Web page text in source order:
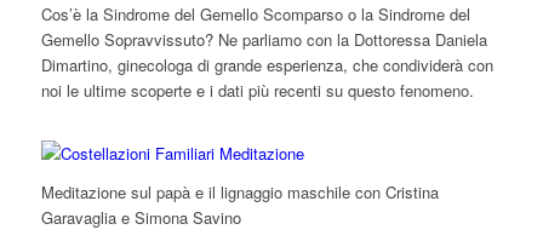
Cos’è la Sindrome del Gemello Scomparso o la Sindrome del
Gemello Sopravvissuto? Ne parliamo con la Dottoressa Daniela
Dimartino, ginecologa di grande esperienza, che condividerà con
noi le ultime scoperte e i dati più recenti su questo fenomeno.
Meditazione sul papà e il lignaggio maschile con Cristina
Garavaglia e Simona Savino